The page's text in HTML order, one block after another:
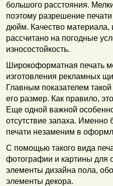
большого расстояния.
поэтому разрешение
дюйм. Качество материала,
рассчитано на погодные
износостойкость.
Широкоформатная печать
изготовления рекламных
Главным показателем
его размер. Как правило,
Еще одной важной
отсутствие запаха. Именно
печати незаменим в
С помощью такого вида
фотографии и картины для
элементы дизайна пола,
элементы декора.